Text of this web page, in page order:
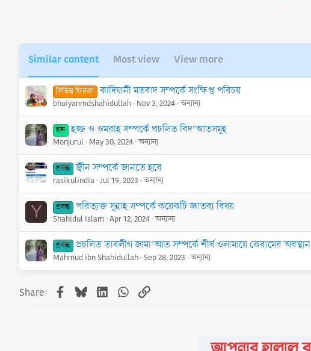
Similar content Most view View more
বিভিন্ন ফিরকা কাদিয়ানী মতবাদ সম্পর্কে সংক্ষিপ্ত পরিচয়
bhuiyanmdshahidullah Nov 3, 2024 অন্যান্য
হজ হজ্জ ও ওমরাহ সম্পর্কে প্রচলিত বিদ‘আতসমূহ
Monjurul May 30, 2024 অন্যান্য
প্রবন্ধ জ্বীন সম্পর্কে জানতে হবে
rasikulindia Jul 19, 2023 অন্যান্য
Y প্রবন্ধ পরিত্যক্ত সুন্নাহ সম্পর্কে কয়েকটি জ্ঞাতব্য বিষয়
Shahidul Islam Apr 12, 2024 অন্যান্য
প্রবন্ধ প্রচলিত তাবলীগ জামা‘আত সম্পর্কে শীর্ষ ওলামায়ে কেরামের অবস্থান
Mahmud ibn Shahidullah Sep 28, 2023 অন্যান্য
Share: Facebook
BlueskyLinkedInWhatsApp
Link